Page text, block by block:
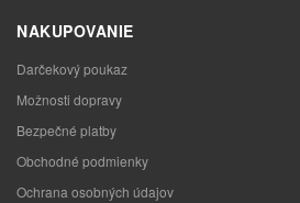
NAKUPOVANIE
Darčekový poukaz
Možnosti dopravy
Bezpečné platby
Obchodné podmienky
Ochrana osobných údajov